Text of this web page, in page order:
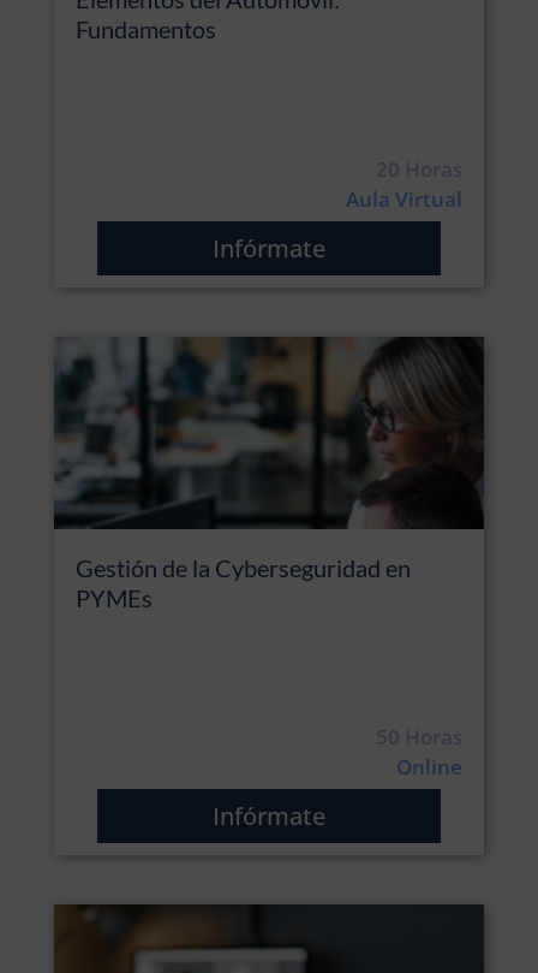
Fundamentos
20 Horas
Aula Virtual
Infórmate
Gestión de la Cyberseguridad en
PYMEs
50 Horas
Online
Infórmate